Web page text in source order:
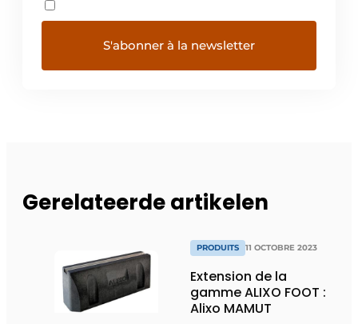
Gerelateerde artikelen
PRODUITS 11 OCTOBRE 2023
Extension de la
gamme ALIXO FOOT :
Alixo MAMUT